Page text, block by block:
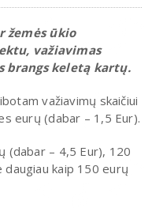
žemės ūkio
važiavimas
brangs keletą kartų.
važiavimų skaičiui
eurų (dabar – 1,5 Eur).
(dabar – 4,5 Eur), 120
kaip 150 eurų